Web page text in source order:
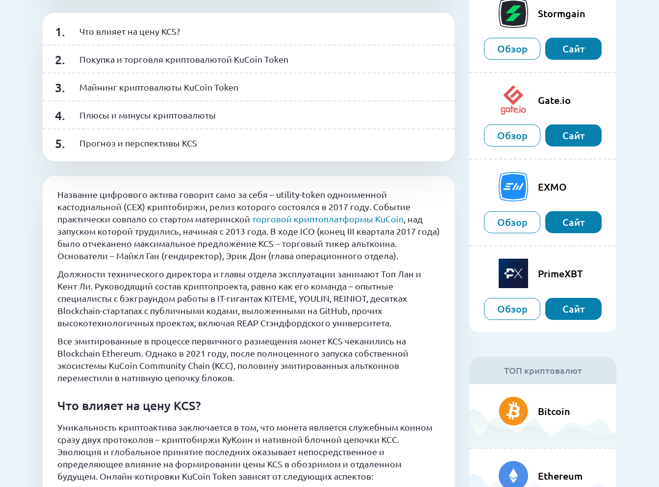
Что влияет на цену KCS?
Покупка и торговля криптовалютой KuCoin Token
Майнинг криптовалюты KuCoin Token
Плюсы и минусы криптовалюты
Прогноз и перспективы KCS
Название цифрового актива говорит само за себя – utility-token одноименной
кастодиальной (CEX) криптобиржи, релиз которого состоялся в 2017 году. Событие
практически совпало со стартом материнской торговой криптоплатформы KuCoin , над
запуском которой трудились, начиная с 2013 года. В ходе ICO (конец III квартала 2017 года)
было отчеканено максимальное предложение KCS – торговый тикер альткоина.
Основатели – Майкл Ган (гендиректор), Эрик Дон (глава операционного отдела).
Должности технического директора и главы отдела эксплуатации занимают Топ Лан и
Кент Ли. Руководящий состав криптопроекта, равно как его команда – опытные
специалисты с бэкграундом работы в IT-гигантах KITEME, YOULIN, REINIOT, десятках
Blockchain-стартапах с публичными кодами, выложенными на GitHub, прочих
высокотехнологичных проектах, включая REAP Стэндфордского университета.
Все эмитированные в процессе первичного размещения монет KCS чеканились на
Blockchain Ethereum. Однако в 2021 году, после полноценного запуска собственной
экосистемы KuCoin Community Chain (KCC), половину эмитированных альткоинов
переместили в нативную цепочку блоков.
Что влияет на цену KCS?
Уникальность криптоактива заключается в том, что монета является служебным коином
сразу двух протоколов – криптобиржи КуКоин и нативной блочной цепочки KCC.
Эволюция и глобальное принятие последних оказывает непосредственное и
определяющее влияние на формировании цены KCS в обозримом и отдаленном
будущем. Онлайн-котировки KuCoin Token зависят от следующих аспектов:
Stormgain
Обзор Сайт
Gate.io
Обзор Сайт
EXMO
Обзор Сайт
PrimeXBT
Обзор Сайт
ТОП криптовалют
Bitcoin
Ethereum